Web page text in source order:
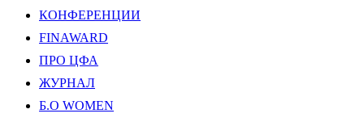
КОНФЕРЕНЦИИ
FINAWARD
ПРО ЦФА
ЖУРНАЛ
Б.О WOMEN